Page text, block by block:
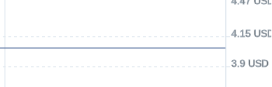
3.9 USD
4.15 USD